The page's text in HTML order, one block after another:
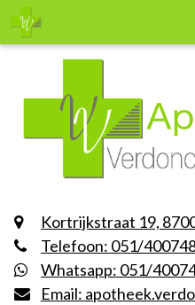
Kortrijkstraat 19,
Telefoon: 051/
Whatsapp: 051/
Email: